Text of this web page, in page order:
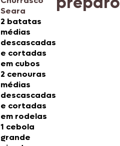
Seara
2 batatas
médias
descascadas
e cortadas
em cubos
2 cenouras
médias
descascadas
e cortadas
em rodelas
1 cebola
grande